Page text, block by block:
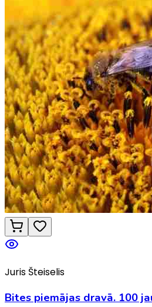
Juris Šteiselis
Bites piemājas dravā. 100